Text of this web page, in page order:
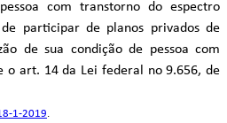
com transtorno do espectro
participar de planos privados de
de sua condição de pessoa com
o art. 14 da Lei federal no 9.656, de
1-2019.